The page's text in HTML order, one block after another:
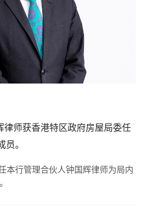
律师获香港特区政府房屋局委任
。
本行管理合伙人钟国辉律师为局内